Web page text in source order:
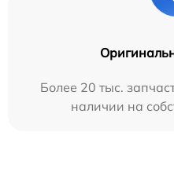
Более 20 тыс.
наличии на